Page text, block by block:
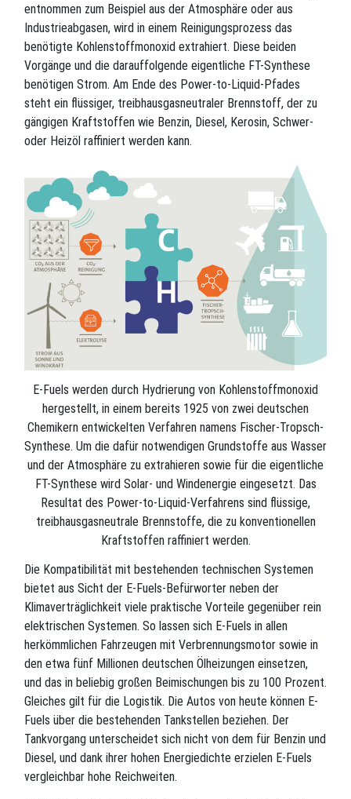
entnommen zum Beispiel aus der Atmosphäre oder aus
Industrieabgasen, wird in einem Reinigungsprozess das
benötigte Kohlenstoffmonoxid extrahiert. Diese beiden
Vorgänge und die darauffolgende eigentliche FT-Synthese
benötigen Strom. Am Ende des Power-to-Liquid-Pfades
steht ein flüssiger, treibhausgasneutraler Brennstoff, der zu
gängigen Kraftstoffen wie Benzin, Diesel, Kerosin, Schwer-
oder Heizöl raffiniert werden kann.
E-Fuels werden durch Hydrierung von Kohlenstoffmonoxid
hergestellt, in einem bereits 1925 von zwei deutschen
Chemikern entwickelten Verfahren namens Fischer-Tropsch-
Synthese. Um die dafür notwendigen Grundstoffe aus Wasser
und der Atmosphäre zu extrahieren sowie für die eigentliche
FT-Synthese wird Solar- und Windenergie eingesetzt. Das
Resultat des Power-to-Liquid-Verfahrens sind flüssige,
treibhausgasneutrale Brennstoffe, die zu konventionellen
Kraftstoffen raffiniert werden.
Die Kompatibilität mit bestehenden technischen Systemen
bietet aus Sicht der E-Fuels-Befürworter neben der
Klimaverträglichkeit viele praktische Vorteile gegenüber rein
elektrischen Systemen. So lassen sich E-Fuels in allen
herkömmlichen Fahrzeugen mit Verbrennungsmotor sowie in
den etwa fünf Millionen deutschen Ölheizungen einsetzen,
und das in beliebig großen Beimischungen bis zu 100 Prozent.
Gleiches gilt für die Logistik. Die Autos von heute können E-
Fuels über die bestehenden Tankstellen beziehen. Der
Tankvorgang unterscheidet sich nicht von dem für Benzin und
Diesel, und dank ihrer hohen Energiedichte erzielen E-Fuels
vergleichbar hohe Reichweiten.